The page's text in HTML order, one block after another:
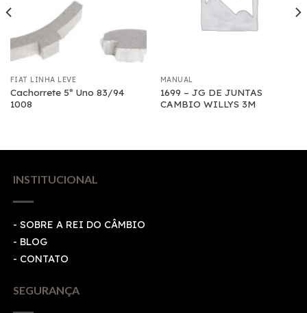
FIAT LINHA LEVE
Cachorrete 5º Uno 83/94
1008
MANUAL
1699 – JG DE JUNTAS
CAMBIO WILLYS 3M
INSTITUCIONAL
- SOBRE A REI DO CÂMBIO
- BLOG
- CONTATO
SEGURANÇA